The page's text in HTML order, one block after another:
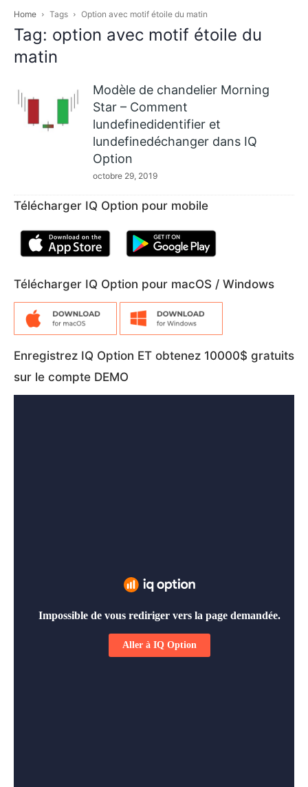
Home Tags Option avec motif étoile du matin
Tag: option avec motif étoile du
matin
Modèle de chandelier Morning
Star – Comment
lundefinedidentifier et
lundefinedéchanger dans IQ
Option
octobre 29, 2019
Télécharger IQ Option pour mobile
Télécharger IQ Option pour macOS / Windows
Enregistrez IQ Option ET obtenez 10000$ gratuits
sur le compte DEMO